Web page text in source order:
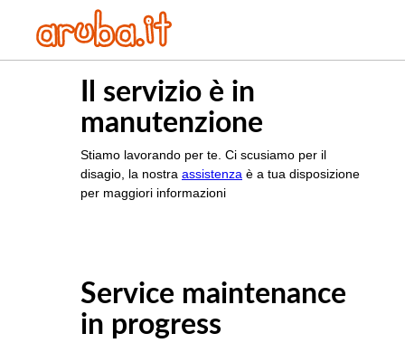
Il servizio è in
manutenzione
Stiamo lavorando per te. Ci scusiamo per il
disagio, la nostra assistenza è a tua disposizione
per maggiori informazioni
Service maintenance
in progress